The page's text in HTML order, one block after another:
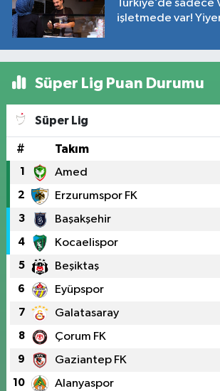
Türkiye’de sadece
işletmede var!
Süper Lig Puan Durumu
Süper Lig
# Takım
1 Amed
2 Erzurumspor FK
3 Başakşehir
4 Kocaelispor
5 Beşiktaş
6 Eyüpspor
7 Galatasaray
8 Çorum FK
9 Gaziantep FK
10 Alanyaspor